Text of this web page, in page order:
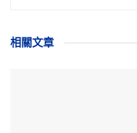
相關文章